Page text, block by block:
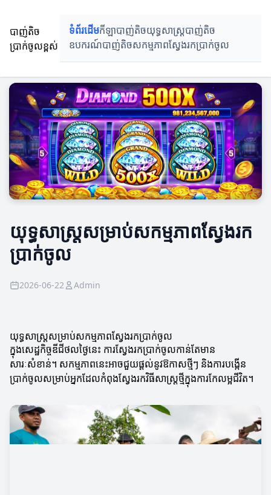
បាញ់តិច
ប្រាក់ចូលខ្ពស់
ទំព័រដើមកីឡាបាញ់តិចយុទ្ធសាស្ត្របាញ់តិច
ឧបករណ៍បាញ់តិចសកម្មភាពស្វែងរកប្រាក់ចូល
យុទ្ធសាស្ត្រសម្រាប់សកម្មភាពស្វែងរក
ប្រាក់ចូល
2026-06-22 Admin
យុទ្ធសាស្ត្រសម្រាប់សកម្មភាពស្វែងរកប្រាក់ចូល
ក្នុងសេដ្ឋកិច្ចឌីជីថលថ្ងៃនេះ ការស្វែងរកប្រាក់ចូលកាន់តែមាន
សារៈសំខាន់។ សកម្មភាពនេះអាចជួយផ្តល់នូវឱកាសថ្មីៗ និងការបង្កើន
ប្រាក់ចូលសម្រាប់អ្នកដែលកំពុងស្វែងរកវិធីសាស្រ្តថ្មីក្នុងការកែលម្អជីវិត។